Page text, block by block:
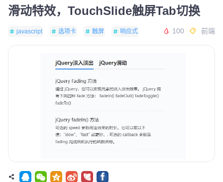
滑动特效，TouchSlide触屏Tab切换
javascript 选项卡 触屏 响应式 100 前端